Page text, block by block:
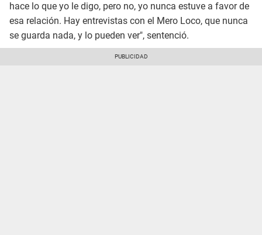
hace lo que yo le digo, pero no, yo nunca estuve a favor de
esa relación. Hay entrevistas con el Mero Loco, que nunca
se guarda nada, y lo pueden ver", sentenció.